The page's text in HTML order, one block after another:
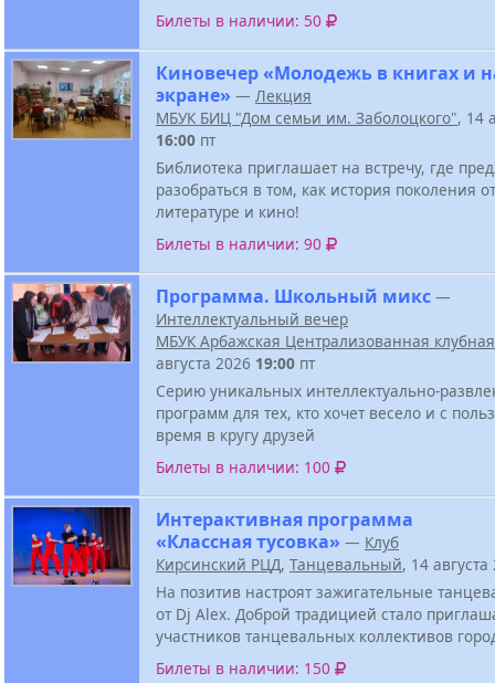
Билеты в наличии: 50
Киновечер «Молодежь в книгах и
экране» — Лекция
МБУК БИЦ "Дом семьи им. Заболоцкого", 14
16:00 пт
Библиотека приглашает на встречу, где
разобраться в том, как история поколения
литературе и кино!
Билеты в наличии: 90
Программа. Школьный микс —
Интеллектуальный вечер
МБУК Арбажская Централизованная
августа 2026 19:00 пт
Серию уникальных интеллектуально-
программ для тех, кто хочет весело и с
время в кругу друзей
Билеты в наличии: 100
Интерактивная программа
«Классная тусовка» — Клуб
Кирсинский РЦД, Танцевальный, 14
На позитив настроят зажигательные
от Dj Alex. Доброй традицией стало
участников танцевальных коллективов
Билеты в наличии: 150